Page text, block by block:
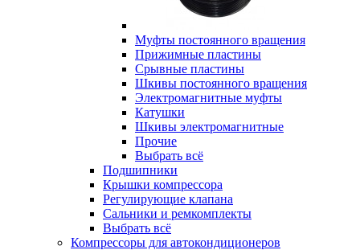
Муфты постоянного вращения
Прижимные пластины
Срывные пластины
Шкивы постоянного вращения
Электромагнитные муфты
Катушки
Шкивы электромагнитные
Прочие
Выбрать всё
Подшипники
Крышки компрессора
Регулирующие клапана
Сальники и ремкомплекты
Выбрать всё
Компрессоры для автокондиционеров